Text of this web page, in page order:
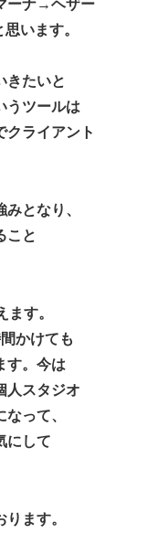
ーナ→ヘザー
います。
きたいと
うツールは
クライアント
となり、
こと
す。
かけても
す。今は
人スタジオ
って、
にして
ます。